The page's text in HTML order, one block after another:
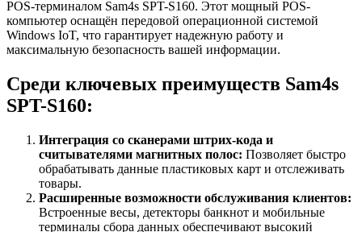
POS-терминалом Sam4s SPT-S160. Этот мощный POS-
компьютер оснащён передовой операционной системой
Windows IoT, что гарантирует надежную работу и
максимальную безопасность вашей информации.
Среди ключевых преимуществ Sam4s
SPT-S160:
Интеграция со сканерами штрих-кода и
считывателями магнитных полос: Позволяет быстро
обрабатывать данные пластиковых карт и отслеживать
товары.
Расширенные возможности обслуживания клиентов:
Встроенные весы, детекторы банкнот и мобильные
терминалы сбора данных обеспечивают высокий